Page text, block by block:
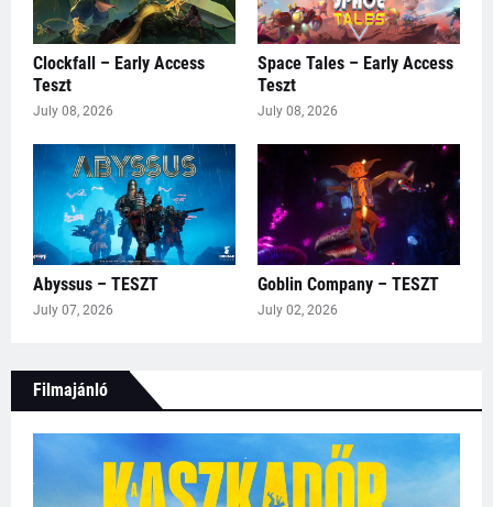
Clockfall – Early Access
Teszt
July 08, 2026
Space Tales – Early Access
Teszt
July 08, 2026
Abyssus – TESZT
July 07, 2026
Goblin Company – TESZT
July 02, 2026
Filmajánló